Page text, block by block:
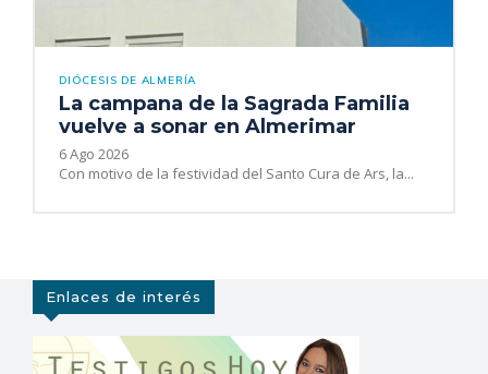
DIÓCESIS DE ALMERÍA
La campana de la Sagrada Familia
vuelve a sonar en Almerimar
6 Ago 2026
Con motivo de la festividad del Santo Cura de Ars, la...
Enlaces de interés